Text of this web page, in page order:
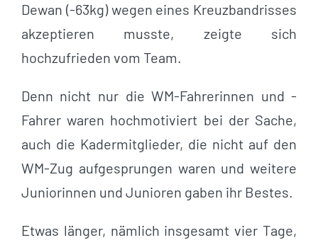
Dewan (-63kg) wegen eines Kreuzbandrisses
akzeptieren musste, zeigte sich
hochzufrieden vom Team.
Denn nicht nur die WM-Fahrerinnen und -
Fahrer waren hochmotiviert bei der Sache,
auch die Kadermitglieder, die nicht auf den
WM-Zug aufgesprungen waren und weitere
Juniorinnen und Junioren gaben ihr Bestes.
Etwas länger, nämlich insgesamt vier Tage,